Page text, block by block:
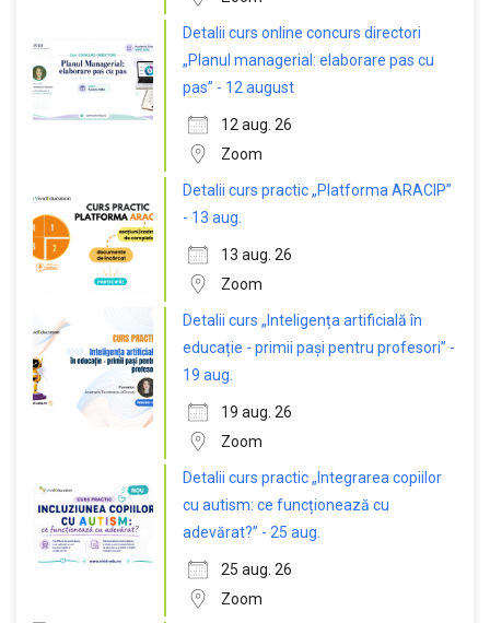
Detalii curs online concurs directori
„Planul managerial: elaborare pas cu
pas” - 12 august
12 aug. 26
Zoom
Detalii curs practic „Platforma ARACIP”
- 13 aug.
13 aug. 26
Zoom
Detalii curs „Inteligența artificială în
educație - primii pași pentru profesori” -
19 aug.
19 aug. 26
Zoom
Detalii curs practic „Integrarea copiilor
cu autism: ce funcționează cu
adevărat?” - 25 aug.
25 aug. 26
Zoom